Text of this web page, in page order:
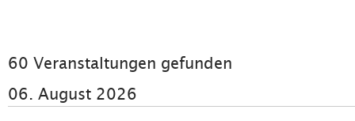
60 Veranstaltungen gefunden
06. August 2026